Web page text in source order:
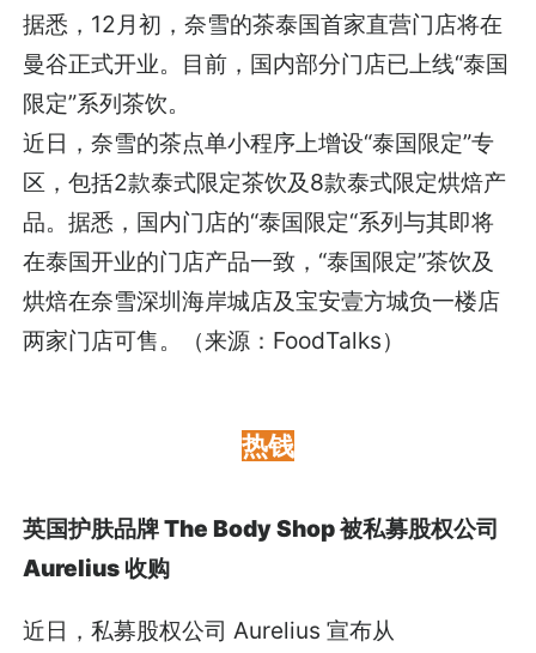
据悉，12月初，奈雪的茶泰国首家直营门店将在
曼谷正式开业。目前，国内部分门店已上线“泰国
限定”系列茶饮。
近日，奈雪的茶点单小程序上增设“泰国限定”专
区，包括2款泰式限定茶饮及8款泰式限定烘焙产
品。据悉，国内门店的“泰国限定“系列与其即将
在泰国开业的门店产品一致，“泰国限定”茶饮及
烘焙在奈雪深圳海岸城店及宝安壹方城负一楼店
两家门店可售。（来源：FoodTalks）
热钱
英国护肤品牌 The Body Shop 被私募股权公司
Aurelius 收购
近日，私募股权公司 Aurelius 宣布从